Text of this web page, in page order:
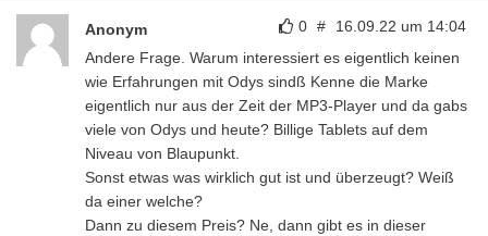
0 # 16.09.22 um 14:04
Anonym
Andere Frage. Warum interessiert es eigentlich keinen
wie Erfahrungen mit Odys sindß Kenne die Marke
eigentlich nur aus der Zeit der MP3-Player und da gabs
viele von Odys und heute? Billige Tablets auf dem
Niveau von Blaupunkt.
Sonst etwas was wirklich gut ist und überzeugt? Weiß
da einer welche?
Dann zu diesem Preis? Ne, dann gibt es in dieser